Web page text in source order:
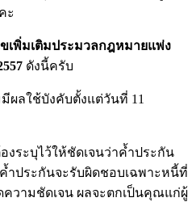
ะ
พิ่มเติมประมวลกฎหมายแพ่ง
ดังนี้ครับ
ลใช้บังคับตั้งแต่วันที่ 11
ะบุไว้ให้ชัดเจนว่าค้ำประกัน
ำประกันจะรับผิดชอบเฉพาะหนี้ที่
ความชัดเจน ผลจะตกเป็นคุณแก่ผู้